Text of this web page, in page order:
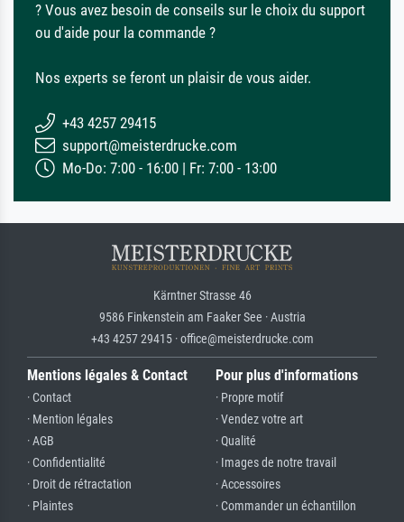
? Vous avez besoin de conseils sur le choix du support
ou d'aide pour la commande ?
Nos experts se feront un plaisir de vous aider.
+43 4257 29415
support@meisterdrucke.com
Mo-Do: 7:00 - 16:00 | Fr: 7:00 - 13:00
Kärntner Strasse 46
9586 Finkenstein am Faaker See · Austria
+43 4257 29415 · office@meisterdrucke.com
Mentions légales & Contact
· Contact
· Mention légales
· AGB
· Confidentialité
· Droit de rétractation
· Plaintes
Pour plus d'informations
· Propre motif
· Vendez votre art
· Qualité
· Images de notre travail
· Accessoires
· Commander un échantillon